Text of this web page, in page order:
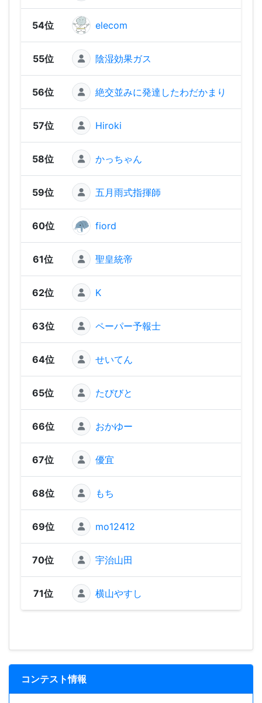
54位 elecom
55位 陰湿効果ガス
56位 絶交並みに発達したわだかまり
57位 Hiroki
58位 かっちゃん
59位 五月雨式指揮師
60位 fiord
61位 聖皇統帝
62位 K
63位 ペーパー予報士
64位 せいてん
65位 たびびと
66位 おかゆー
67位 優宜
68位 もち
69位 mo12412
70位 宇治山田
71位 横山やすし
コンテスト情報